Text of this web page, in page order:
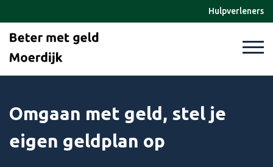
Hulpverleners
Omgaan met geld, stel je
eigen geldplan op